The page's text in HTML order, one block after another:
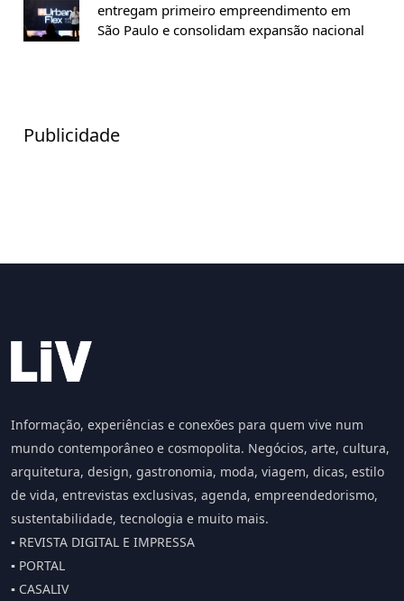
entregam primeiro empreendimento em
São Paulo e consolidam expansão nacional
Publicidade
Informação, experiências e conexões para quem vive num
mundo contemporâneo e cosmopolita. Negócios, arte, cultura,
arquitetura, design, gastronomia, moda, viagem, dicas, estilo
de vida, entrevistas exclusivas, agenda, empreendedorismo,
sustentabilidade, tecnologia e muito mais.
▪️ REVISTA DIGITAL E IMPRESSA
▪️ PORTAL
▪️ CASALIV